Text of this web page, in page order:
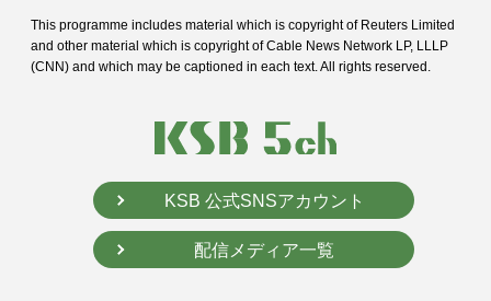
This programme includes material which is copyright of Reuters Limited
and other material which is copyright of Cable News Network LP, LLLP
(CNN) and which may be captioned in each text. All rights reserved.
KSB 公式SNSアカウント
配信メディア一覧